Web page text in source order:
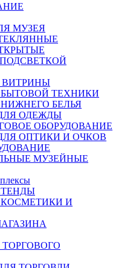
МУЗЕЯ
ВИТРИНЫ
ТЕХНИКИ
БЕЛЬЯ
ОДЕЖДЫ
ОБОРУДОВАНИЕ
ОПТИКИ И ОЧКОВ
МУЗЕЙНЫЕ
И